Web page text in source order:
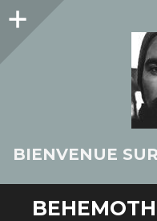
Colonne
BIENVENUE
BEHEMOTH